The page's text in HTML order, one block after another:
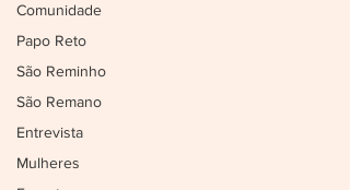
Comunidade
Papo Reto
São Reminho
São Remano
Entrevista
Mulheres